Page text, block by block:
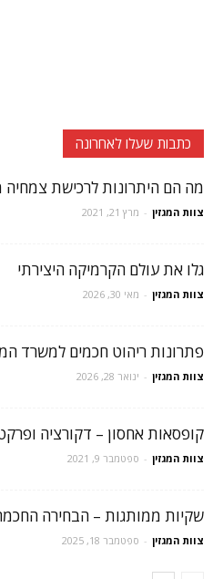
כתבות שעלו לאחרונה
מה הם היתרונות לרכישת צמחיה
צוות המגזין - מרץ 21, 2021
גלו את עולם הקרמיקה היצירתי
צוות המגזין - מאי 30, 2026
פתרונות ריהוט חכמים למשרד
צוות המגזין - ינואר 28, 2026
קופסאות אחסון – דקורציה
צוות המגזין - ספטמבר 9, 2021
שקיות ממותגות – הבחירה
צוות המגזין - ספטמבר 18, 2025